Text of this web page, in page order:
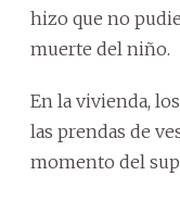
hizo que no
muerte del niño.
En la vivienda,
las prendas de
momento del